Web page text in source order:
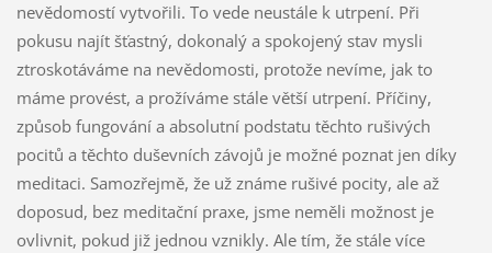
nevědomostí vytvořili. To vede neustále k utrpení. Při
pokusu najít šťastný, dokonalý a spokojený stav mysli
ztroskotáváme na nevědomosti, protože nevíme, jak to
máme provést, a prožíváme stále větší utrpení. Příčiny,
způsob fungování a absolutní podstatu těchto rušivých
pocitů a těchto duševních závojů je možné poznat jen díky
meditaci. Samozřejmě, že už známe rušivé pocity, ale až
doposud, bez meditační praxe, jsme neměli možnost je
ovlivnit, pokud již jednou vznikly. Ale tím, že stále více